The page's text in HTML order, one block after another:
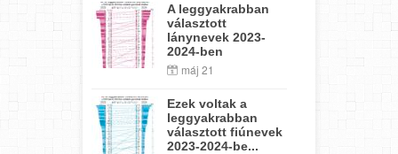
A leggyakrabban
választott
lánynevek 2023-
2024-ben
máj 21
Ezek voltak a
leggyakrabban
választott fiúnevek
2023-2024-be...